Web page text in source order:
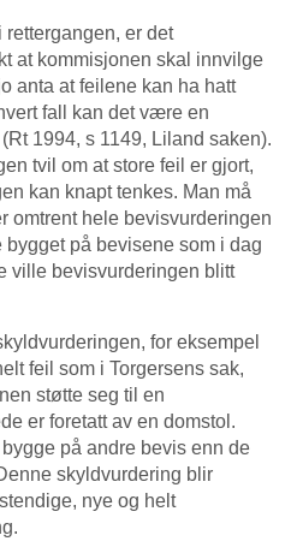
rettergangen, er det
at kommisjonen skal innvilge
anta at feilene kan ha hatt
fall kan det være en
1994, s 1149, Liland saken).
tvil om at store feil er gjort,
kan knapt tenkes. Man må
omtrent hele bevisvurderingen
på bevisene som i dag
ville bevisvurderingen blitt
for eksempel
feil som i Torgersens sak,
støtte seg til en
er foretatt av en domstol.
på andre bevis enn de
skyldvurdering blir
nye og helt